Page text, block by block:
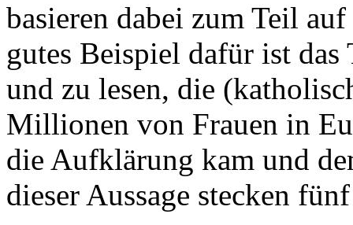
basieren dabei zum Teil
gutes Beispiel dafür ist
und zu lesen, die
Millionen von Frauen in
die Aufklärung kam und
dieser Aussage stecken